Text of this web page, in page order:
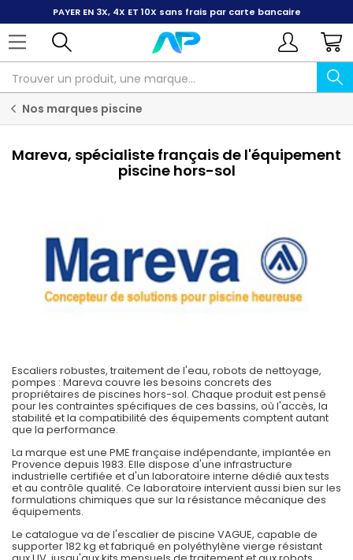
PAYER EN 3X, 4X ET 10X sans frais par carte bancaire
Nos marques piscine
Mareva, spécialiste français de l'équipement
piscine hors-sol
Escaliers robustes, traitement de l'eau, robots de nettoyage,
pompes : Mareva couvre les besoins concrets des
propriétaires de piscines hors-sol. Chaque produit est pensé
pour les contraintes spécifiques de ces bassins, où l'accès, la
stabilité et la compatibilité des équipements comptent autant
que la performance.
La marque est une PME française indépendante, implantée en
Provence depuis 1983. Elle dispose d'une infrastructure
industrielle certifiée et d'un laboratoire interne dédié aux tests
et au contrôle qualité. Ce laboratoire intervient aussi bien sur les
formulations chimiques que sur la résistance mécanique des
équipements.
Le catalogue va de l'escalier de piscine VAGUE, capable de
supporter 182 kg et fabriqué en polyéthylène vierge résistant